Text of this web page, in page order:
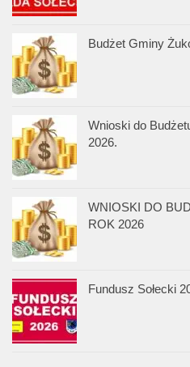
Budżet Gminy
Wnioski do
2026.
WNIOSKI DO
ROK 2026
Fundusz Sołecki